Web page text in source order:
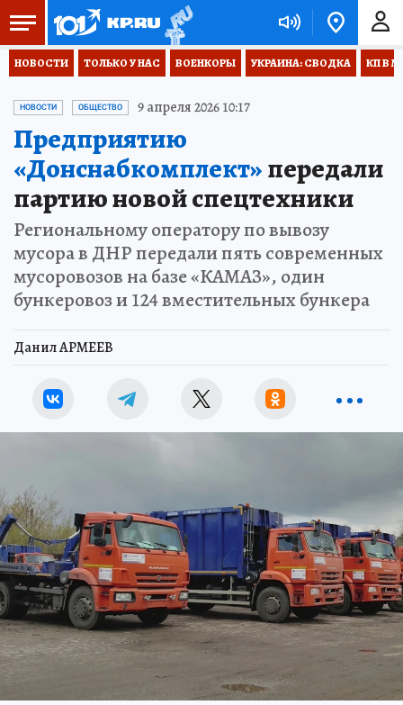
НОВОСТИ ТОЛЬКО У НАС ВОЕНКОРЫ УКРАИНА: СВОДКА КП В
НОВОСТИ ОБЩЕСТВО 9 апреля 2026 10:17
Предприятию
«Донснабкомплект»передали
партию новой спецтехники
Региональному оператору по вывозу
мусора в ДНР передали пять современных
мусоровозов на базе «КАМАЗ», один
бункеровоз и 124 вместительных бункера
Данил АРМЕЕВ